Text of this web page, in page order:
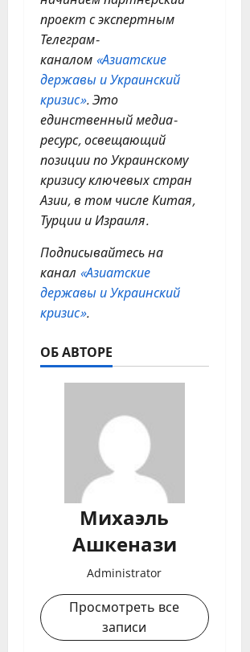
проект с экспертным
Телеграм-
каналом «Азиатские
державы и Украинский
кризис». Это
единственный медиа-
ресурс, освещающий
позиции по Украинскому
кризису ключевых стран
Азии, в том числе Китая,
Турции и Израиля.
Подписывайтесь на
канал «Азиатские
державы и Украинский
кризис».
ОБ АВТОРЕ
Михаэль
Ашкенази
Administrator
Просмотреть все
записи